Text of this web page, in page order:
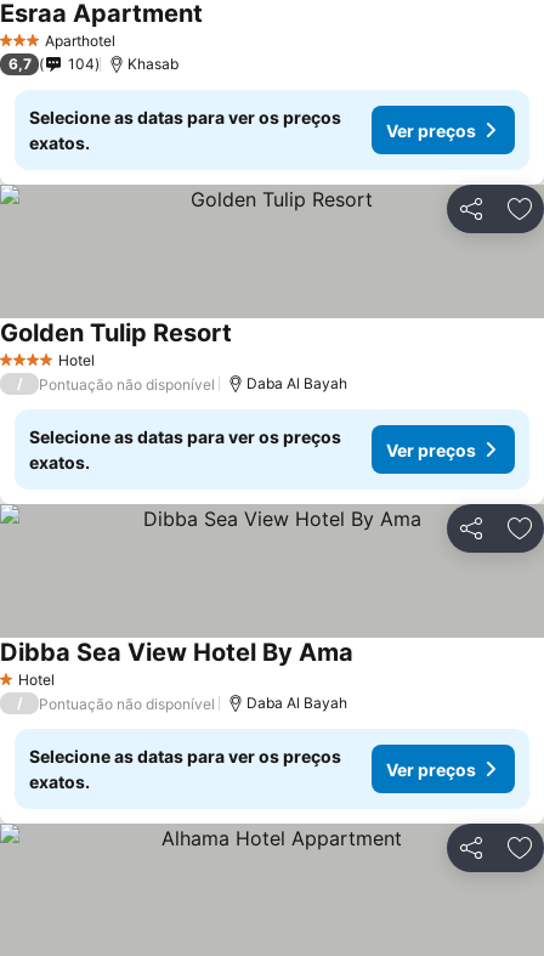
3 EstrelasAparthotel
Esraa Apartment
6,7 104 Khasab
Selecione as datas para ver os preços
exatos.
Ver preços
Partilhar
4 EstrelasHotel
Golden Tulip Resort
/ Pontuação não disponível Daba Al Bayah
Selecione as datas para ver os preços
exatos.
Ver preços
Partilhar
1 Estrelas
Hotel
Dibba Sea View Hotel By Ama
/ Pontuação não disponível Daba Al Bayah
Selecione as datas para ver os preços
exatos.
Ver preços
Partilhar